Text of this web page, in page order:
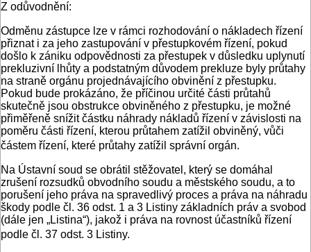
Z odůvodnění:
Odměnu zástupce lze v rámci rozhodování o nákladech řízení
přiznat i za jeho zastupování v přestupkovém řízení, pokud
došlo k zániku odpovědnosti za přestupek v důsledku uplynutí
prekluzivní lhůty a podstatným důvodem prekluze byly průtahy
na straně orgánu projednávajícího obvinění z přestupku.
Pokud bude prokázáno, že příčinou určité části průtahů
skutečně jsou obstrukce obviněného z přestupku, je možné
přiměřeně snížit částku náhrady nákladů řízení v závislosti na
poměru části řízení, kterou průtahem zatížil obviněný, vůči
částem řízení, které průtahy zatížil správní orgán.
Na Ústavní soud se obrátil stěžovatel, který se domáhal
zrušení rozsudků obvodního soudu a městského soudu, a to
porušení jeho práva na spravedlivý proces a práva na náhradu
škody podle čl. 36 odst. 1 a 3 Listiny základních práv a svobod
(dále jen „Listina“), jakož i práva na rovnost účastníků řízení
podle čl. 37 odst. 3 Listiny.